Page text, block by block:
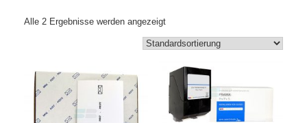
Alle 2 Ergebnisse werden angezeigt